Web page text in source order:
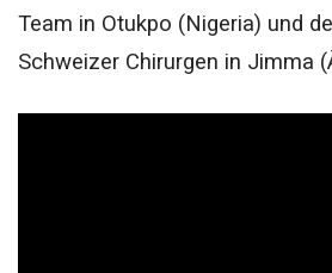
Team in Otukpo (Nigeria) und
Schweizer Chirurgen in Jimma